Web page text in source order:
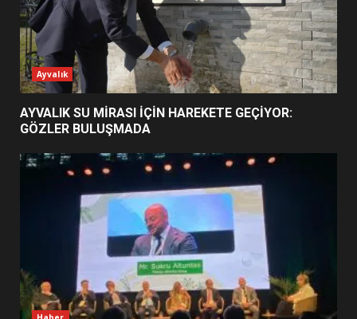
1
2
ESA 2026’DA TÜRK BAHARATI
NEYİ TEMSİL ETTİ?
EİB’DE KRİTİK ATAMA:
SÜRDÜRÜLEBİLİRLİKTE NE
DEĞİŞECEK?
4
EDREMİT’İN GURURU TÜRKİYE
FİNALİNDE NE BAŞARDI?
Ayvalık
AYVALIK SU MİRASI İÇİN HAREKETE GEÇİYOR:
GÖZLER BULUŞMADA